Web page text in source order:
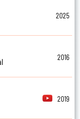
2025
2016
2019